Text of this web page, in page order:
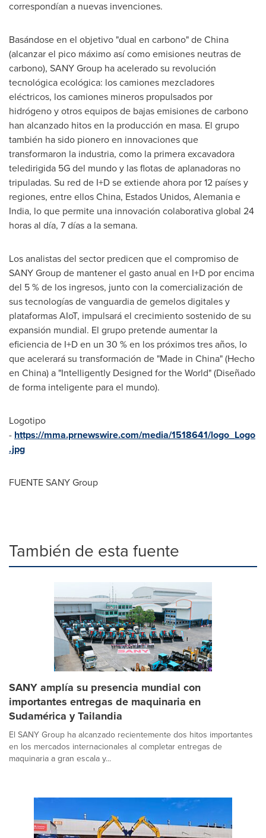
correspondían a nuevas invenciones.
Basándose en el objetivo "dual en carbono" deChina
(alcanzar el pico máximo así como emisiones neutras de
carbono), SANY Group ha acelerado su revolución
tecnológica ecológica: los camiones mezcladores
eléctricos, los camiones mineros propulsados por
hidrógeno y otros equipos de bajas emisiones de carbono
han alcanzado hitos en la producción en masa. El grupo
también ha sido pionero en innovaciones que
transformaron la industria, como la primera excavadora
teledirigida 5G del mundo y las flotas de aplanadoras no
tripuladas. Su red de I+D se extiende ahora por 12 países y
regiones, entre ellosChina, Estados Unidos, Alemania e
India, lo que permite una innovación colaborativa global 24
horas al día, 7 días a la semana.
Los analistas del sector predicen que el compromiso de
SANY Group de mantener el gasto anual en I+D por encima
del 5 % de los ingresos, junto con la comercialización de
sus tecnologías de vanguardia de gemelos digitales y
plataformas AIoT, impulsará el crecimiento sostenido de su
expansión mundial. El grupo pretende aumentar la
eficiencia de I+D en un 30 % en los próximos tres años, lo
que acelerará su transformación de "Made in China" (Hecho
en China) a "Intelligently Designed for the World" (Diseñado
de forma inteligente para el mundo).
Logotipo
- https://mma.prnewswire.com/media/1518641/logo_Logo
.jpg
FUENTE SANY Group
También de esta fuente
SANY amplía su presencia mundial con
importantes entregas de maquinaria en
Sudamérica y Tailandia
El SANY Group ha alcanzado recientemente dos hitos importantes
en los mercados internacionales al completar entregas de
maquinaria a gran escala y...